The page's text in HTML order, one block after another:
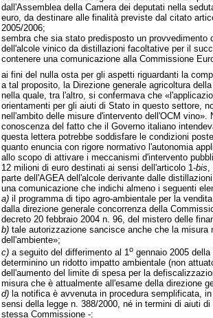
dall'Assemblea della Camera dei deputati nella
euro, da destinare alle finalità previste dal citato
2005/2006;
sembra che sia stato predisposto un
dell'alcole vinico da distillazioni facoltative per il
contenere una comunicazione alla Commissione
ai fini del nulla osta per gli aspetti riguardanti la
a tal proposito, la Direzione generale agricoltura
nella quale, tra l'altro, si confermava che
orientamenti per gli aiuti di Stato in questo settore,
nell'ambito delle misure d'intervento dell'OCM
conoscenza del fatto che il Governo italiano
questa lettera potrebbe soddisfare le condizioni
quanto enuncia con rigore normativo l'autonomia
allo scopo di attivare i meccanismi d'intervento
12 milioni di euro destinati ai sensi dell'articolo 1-bis,
parte dell'AGEA dell'alcole derivante dalle
una comunicazione che indichi almeno i seguenti
a)il programma di tipo agro-ambientale per la
dalla direzione generale concorrenza della
decreto 20 febbraio 2004 n. 96, del mistero delle
b)tale autorizzazione sancisce anche che la misura
dell'ambiente»;
c)a seguito del differimento al 1ogennaio 2005 della
determinino un ridotto impatto ambientale (non
dell'aumento del limite di spesa per la
misura che è attualmente all'esame della direzione
d)la notifica è avvenuta in procedura semplificata,
sensi della legge n. 388/2000, né in termini di aiuti
stessa Commissione -: